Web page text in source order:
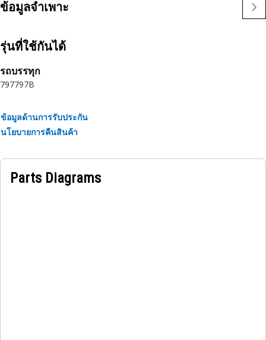
2) ไฟ Cat สามารถปรับให้ใช้งานร่วมกับเครื่องจักรอื่น ๆ ของคุณ
การใช้งาน:
ข้อมูลจำเพาะ
รุ่นที่ใช้กันได้
รถบรรทุก
797797B
ข้อมูลด้านการรับประกัน
นโยบายการคืนสินค้า
Parts Diagrams